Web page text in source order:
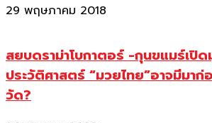
29 พฤษภาคม 2018
สยบดราม่าโบกาตอร์ -กุนขแมร์เปิ
ประวัติศาสตร์ “มวยไทย”อาจมีมา
วัด?